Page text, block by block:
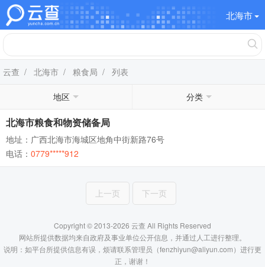
北海市
云查 / 北海市 / 粮食局 / 列表
地区 分类
北海市粮食和物资储备局
地址：广西北海市海城区地角中街新路76号
电话： 0779*****912
上一页 下一页
Copyright © 2013-2026 云查 All Rights Reserved
网站所提供数据均来自政府及事业单位公开信息，并通过人工进行整理。
说明：如平台所提供信息有误，烦请联系管理员（fenzhiyun@aliyun.com）进行更
正，谢谢！